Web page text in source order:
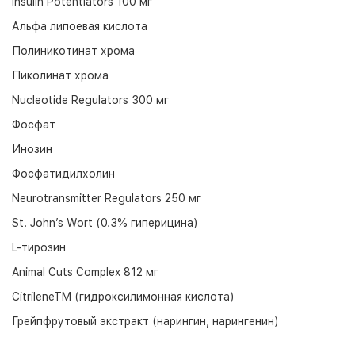
Альфа липоевая кислота
Полиникотинат хрома
Пиколинат хрома
Nucleotide Regulators 300 мг
Фосфат
Инозин
Фосфатидилхолин
Neurotransmitter Regulators 250 мг
St. John’s Wort (0.3% гиперицина)
L-тирозин
Animal Cuts Complex 812 мг
CitrileneTM (гидроксилимонная кислота)
Грейпфрутовый экстракт (нарингин, нарингенин)